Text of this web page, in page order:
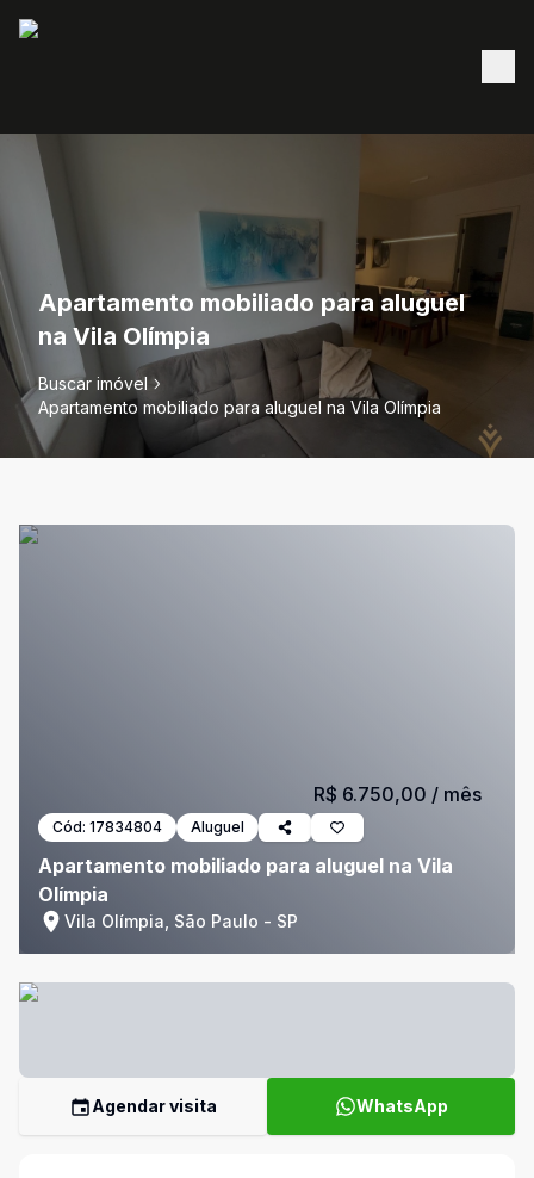
Apartamento mobiliado para aluguel
na Vila Olímpia
Buscar imóvel
Apartamento mobiliado para aluguel na Vila Olímpia
Cód: 17834804 Aluguel
Apartamento mobiliado para aluguel na Vila
Olímpia
Vila Olímpia, São Paulo - SP
R$ 6.750,00 / mês
Agendar visita WhatsApp